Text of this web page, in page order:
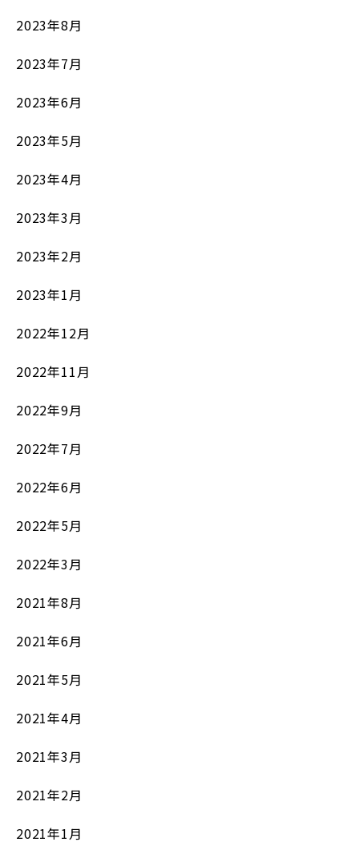
2023年8月
2023年7月
2023年6月
2023年5月
2023年4月
2023年3月
2023年2月
2023年1月
2022年12月
2022年11月
2022年9月
2022年7月
2022年6月
2022年5月
2022年3月
2021年8月
2021年6月
2021年5月
2021年4月
2021年3月
2021年2月
2021年1月